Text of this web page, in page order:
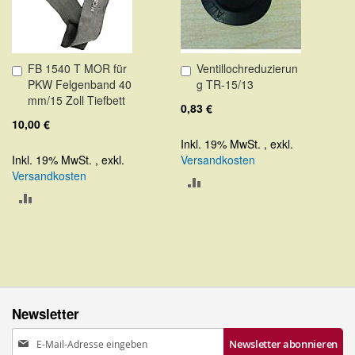
FB 1540 T MOR für
PKW Felgenband 40
mm/15 Zoll Tiefbett
10,00 €
Inkl. 19% MwSt. , exkl.
Versandkosten
In
den
Warenkorb
Ventillochreduzierun
g TR-15/13
0,83 €
Inkl. 19% MwSt. ,exkl.
Versandkosten
In
den
Newsletter
Anmeldung
Newsletter abonnieren